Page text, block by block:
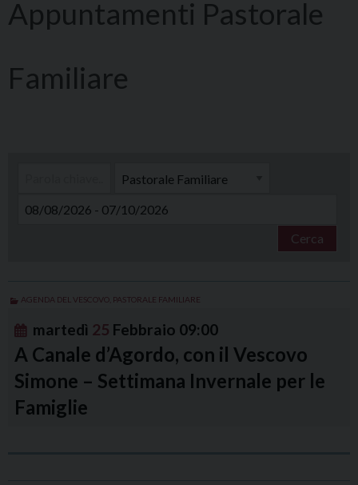
Pastorale
Familiare
Cerca
AGENDA DEL VESCOVO PASTORALE FAMILIARE
martedì 25 Febbraio 09:00
A Canale d’Agordo, con il Vescovo
Simone – Settimana Invernale per le
Famiglie